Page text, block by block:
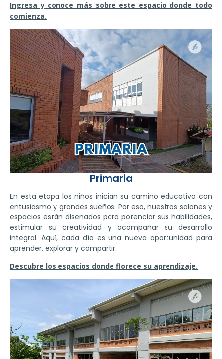
Ingresa y conoce más sobre este espacio donde todo
comienza.
Primaria
En esta etapa los niños inician su camino educativo con
entusiasmo y grandes sueños. Por eso, nuestros salones y
espacios están diseñados para potenciar sus habilidades,
estimular su creatividad y acompañar su desarrollo
integral. Aquí, cada día es una nueva oportunidad para
aprender, explorar y compartir.
Descubre los espacios donde florece su aprendizaje.